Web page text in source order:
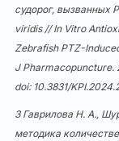
судорог, вызванных
viridis // In Vitro
Zebrafish PTZ-
J Pharmacopuncture.
doi: 10.3831/
3 Гаврилова Н. А.,
методика